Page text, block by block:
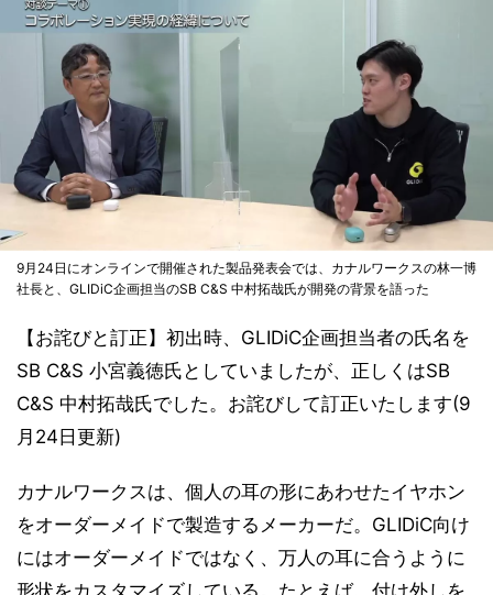
9月24日にオンラインで開催された製品発表会では、カナルワークスの林一博
社長と、GLIDiC企画担当のSB C&S 中村拓哉氏が開発の背景を語った
【お詫びと訂正】初出時、GLIDiC企画担当者の氏名を
SB C&S 小宮義徳氏としていましたが、正しくはSB
C&S 中村拓哉氏でした。お詫びして訂正いたします(9
月24日更新)
カナルワークスは、個人の耳の形にあわせたイヤホン
をオーダーメイドで製造するメーカーだ。GLIDiC向け
にはオーダーメイドではなく、万人の耳に合うように
形状をカスタマイズしている。たとえば、付け外しを